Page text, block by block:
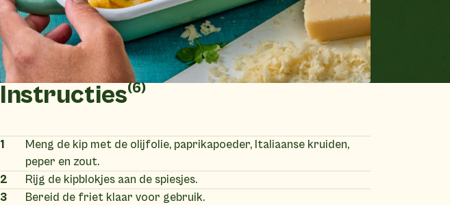
Instructies(6)
1
Meng de kip met de olijfolie, paprikapoeder, Italiaanse kruiden,
peper en zout.
2
Rijg de kipblokjes aan de spiesjes.
3
Bereid de friet klaar voor gebruik.